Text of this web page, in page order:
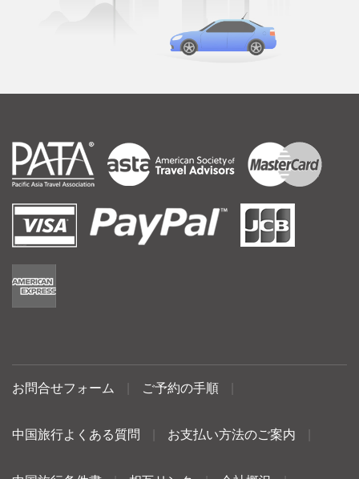
お問合せフォーム ご予約の手順
中国旅行よくある質問 お支払い方法のご案内